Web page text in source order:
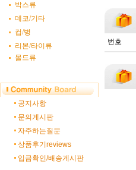
박스류
데코/기타
컵/병
리본/타이류
몰드류
공지사항
문의게시판
자주하는질문
상품후기reviews
입금확인/배송게시판
번호